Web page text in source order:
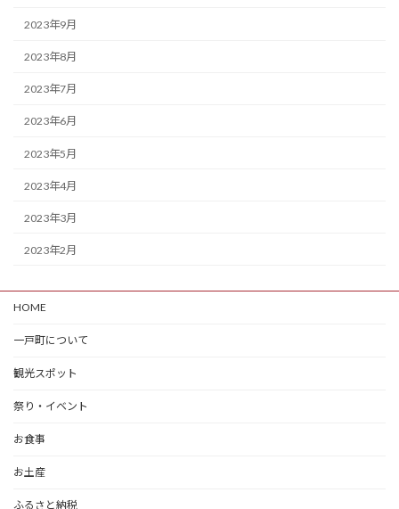
2023年9月
2023年8月
2023年7月
2023年6月
2023年5月
2023年4月
2023年3月
2023年2月
HOME
一戸町について
観光スポット
祭り・イベント
お食事
お土産
ふるさと納税